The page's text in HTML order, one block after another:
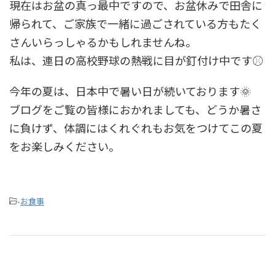
現在はお盆の真っ最中ですので、お盆休みで田舎に
帰られて、ご家族で一緒に過ごされている方もたく
さんいらっしゃるかもしれませんね。
私は、連日の高校野球の熱戦に目が釘付け中です⚾
今年の夏は、日本中で暑い日が続いております🌞
ブログをご覧の皆様におかれましても、どうか暑さ
に負けず、体調にはくれぐれもお気をつけてこの夏
をお楽しみください。
-お食事